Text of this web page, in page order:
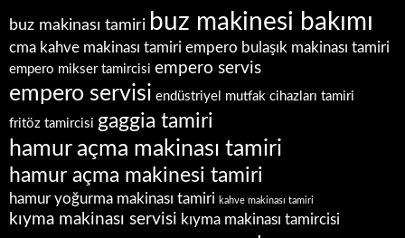
buz makinası tamiri buz makinesi bakımı
cma kahve makinası tamiri empero bulaşık makinası tamiri
empero mikser tamircisi empero servis
empero servisi endüstriyel mutfak cihazları tamiri
fritöz tamircisi gaggia tamiri
hamur açma makinası tamiri
hamur açma makinesi tamiri
hamur yoğurma makinası tamiri kahve makinası tamiri
kıyma makinası servisi kıyma makinası tamircisi